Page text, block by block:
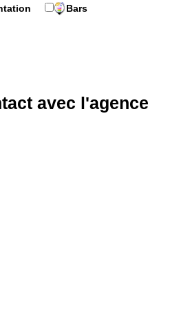
Bars
avec l'agence